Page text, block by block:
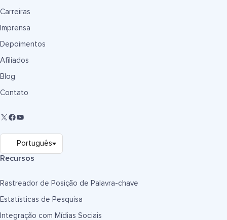
Carreiras
Imprensa
Depoimentos
Afiliados
Blog
Contato
Recursos
Rastreador de Posição de Palavra-chave
Estatísticas de Pesquisa
Integração com Mídias Sociais